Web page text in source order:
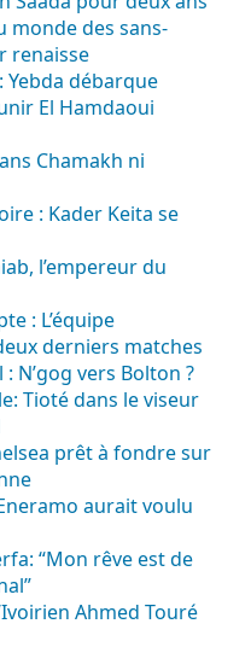
monde des sans-
renaisse
Yebda débarque
El Hamdaoui
Chamakh ni
: Kader Keita se
l’empereur du
: L’équipe
derniers matches
N’gog vers Bolton ?
Tioté dans le viseur
prêt à fondre sur
aurait voulu
“Mon rêve est de
Ahmed Touré